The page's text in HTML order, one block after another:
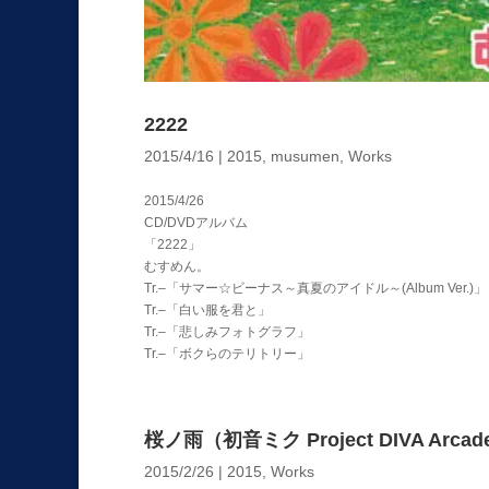
2222
2015/4/16 | 2015 musumen Works
2015/4/26
CD/DVDアルバム
「2222」
むすめん。
Tr.–「サマー☆ビーナス～真夏のアイドル～(Album Ver.)」
Tr.–「白い服を君と」
Tr.–「悲しみフォトグラフ」
Tr.–「ボクらのテリトリー」
桜ノ雨（初音ミク Project DIVA
2015/2/26 | 2015 Works